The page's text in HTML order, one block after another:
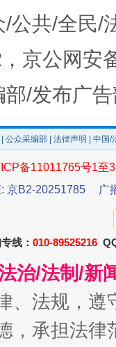
/公共/全民/
京公网安
/发布广
公众采编部 法律声明 | 中国
备11011765号1至
: 京B2-20251785
广
线： 010-89525216
治/法制/新
、法规，
，承担法